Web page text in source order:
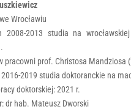
Wrocławiu
2008-2013 studia na
pracowni prof. Christosa Mandziosa
2019 studia doktoranckie na
doktorskiej: 2021 r.
dr hab. Mateusz Dworski